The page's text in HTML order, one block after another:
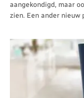
aangekondigd, maar
zien. Een ander nieuw